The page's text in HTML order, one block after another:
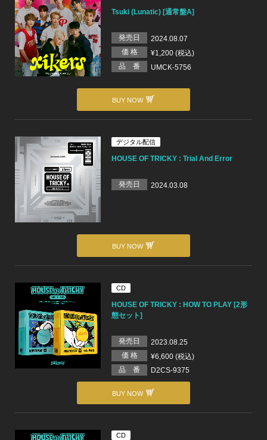
Tsuki (Lunatic) [通常盤A]
発売日
2024.08.07
価 格
¥1,200 (税込)
品 番
UMCK-5756
BUY NOW
デジタル配信
HOUSE OF TRICKY : Trial And Error
発売日 2024.03.08
BUY NOW
CD
HOUSE OF TRICKY : HOW TO PLAY [2形
態セット]
発売日
2023.08.25
価 格
¥6,600 (税込)
品 番
D2CS-9375
BUY NOW
CD